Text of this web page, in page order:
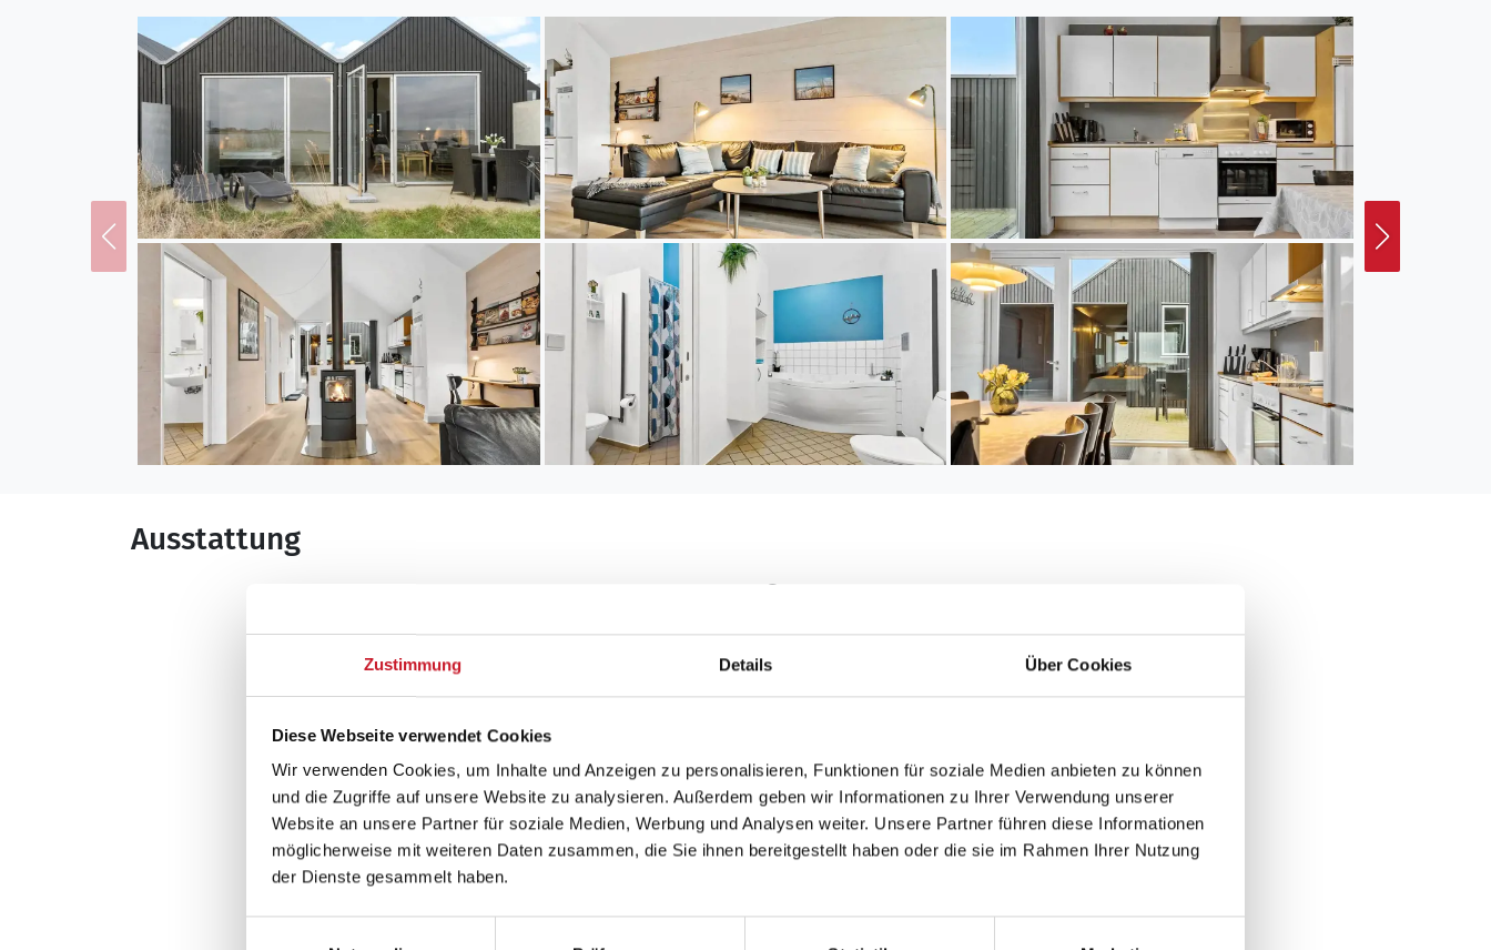
Zustimmung Details Über Cookies
Diese Webseite verwendet Cookies
Wir verwenden Cookies, um Inhalte und Anzeigen zu personalisieren, Funktionen für soziale Medien anbieten zu können
und die Zugriffe auf unsere Website zu analysieren. Außerdem geben wir Informationen zu Ihrer Verwendung unserer
Website an unsere Partner für soziale Medien, Werbung und Analysen weiter. Unsere Partner führen diese Informationen
möglicherweise mit weiteren Daten zusammen, die Sie ihnen bereitgestellt haben oder die sie im Rahmen Ihrer Nutzung
der Dienste gesammelt haben.
Dieses Endreihenhaus eignet sich hervorragend für Angler. Nur wenige Schritte trennen Sie von der
großen Schleuse zwischen Fjord und Nordsee. Die Pfade entlang des Fjords führen durch reizvolle
Natur und an schöne Fleckchen, wie beispielsweise den stimmungsvollen Tyskerhavn, wo die
Fjordfischer ihren täglichen Fang anlanden. Nach einem kurzen Spaziergang erreichen Sie den
Bäcker, den Schlachter und mehrere gute Fischgeschäfte. In Hvide Sandes Ortskern freuen sich
interessante Geschäfte und gute Lokalitäten auf Ihren Besuch. Der Fjord und die Nordsee bieten
beste Möglichkeiten für Wassersportler. Empfehlen möchten wir Ihnen eine Radtour durch die
herrliche Dünen- und Heidelandschaft Holmsland Klits.
Ausstattung
Anzahl Haustiere maximal: 1
Anzahl Personen: 4
Baujahr: 2004
Energiesparhaus
Fernwärme
Grundstücksfläche: 160 m²
Naturgrundstück
Handicapfreundlich
Inkl. Endreinigung
Abstand Einkauf: 600 m
Abstand Golfplatz: 14.000 m
Abstand Strand: 1.100 m
Sand-/Steinstrand
Abstand Küste: 20 m
Abstand Fjord: 20 m